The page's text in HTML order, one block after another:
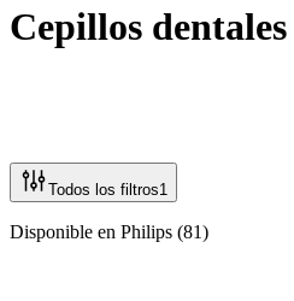
Cepillos
Todos los filtros1
Disponible en Philips (81)